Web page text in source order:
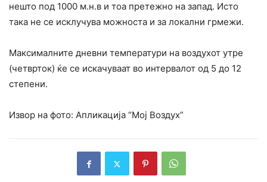
нешто под 1000 м.н.в и тоа претежно на запад. Исто
така не се исклучува можноста и за локални грмежи.
Максималните дневни температури на воздухот утре
(четврток) ќе се искачуваат во интервалот од 5 до 12
степени.
Извор на фото: Апликација “Мој Воздух”